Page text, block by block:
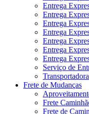
Entrega
Entrega
Entrega
Entrega
Entrega
Entrega
Entrega
Serviço de
Frete de Mudanças
Frete
Frete de